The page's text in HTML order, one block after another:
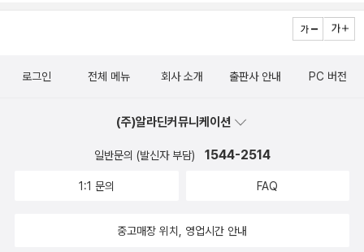
럼 읽혔을 게 분명합니다. 하지만 제프리 디버가 내다본 온라인 세계,
다. 일본작가 시가 아키라의 ‘스마트폰을 떨어뜨렸을 뿐인데’가 없어
러들이는 통로가 될 수 있다는 교훈을 남겼다면, ‘블루 노웨어’는 컴퓨
터와 온라인 세상을 무대로 그 이상의 교훈을 다룬 작품이라고 할 수
느꼈다. (중략) 아무도 보이지 않고 석양마저 가려진 호젓한 구석에
한 창피함과 억울함이 가슴 깊숙한 곳으로부터 솟아 나왔다. 누구에
도 나에게 설명해 줄 사람이 없다는 생각이 들자 절망은 극에 달했고
에게는 절대로 물려주지 않겠다고 스스로 다짐했다.이부분.도 좀 어
신이 아직까지 모르고 있다는 사실에 대해 '참을 수 없는 눈물이 흘러
도로 선정되었다니, 우리나라의 도시도 멋진 디자인으로 새롭게 탈바
꿈하게 되길 기대해본다.역시먼저 눈에 띄는 것은 자녀교육서이다.
아무래도 이런 책은 그냥 지나치기 어렵다. ADHD에 대해서 자세히
보고 싶다.거침없이 빠져드는 성경 테마 여행 김창대 지음 / 브니엘출
고 유익할 것 같다. 이 책을 다 읽으면, 우리 아이에게 이야기해주면서
성경에 대한 넓은 지식을 줄 수 있을 듯.앤서니 브라운의 신간 [나와
미 등록을 해놓아야겠다. 그리고 읽고 싶은 다른 그림책들언제 읽어
ice (1992) Shallow Graves (1992) (writing as William Jefferi
es) The Lesson of Her Death (1993) Praying for Sleep (19
소녀의 무덤The Devil's Teardrop: A Novel of the Last Night
어Garden of Beasts (2004)The Chopin Manuscript: A Seria
l Thriller (2007) (with Lee Child, David Corbett, Joseph Fin
John Ramsey Miller, P J Parrish, Ralph Pezzullo, S J Roza
e Bodies Left Behind (2009) 남겨진 자들Watchlist: A Serial
로그인 전체 메뉴 회사 소개 출판사 안내 PC 버전
(주)알라딘커뮤니케이션
일반문의 (발신자 부담) 1544-2514
1:1 문의 FAQ
중고매장 위치, 영업시간 안내